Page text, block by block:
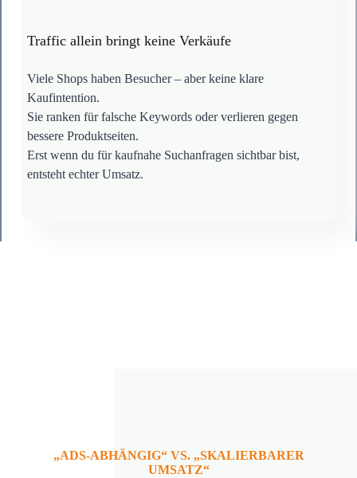
Traffic allein bringt keine Verkäufe
Viele Shops haben Besucher – aber keine klare
Kaufintention.
Sie ranken für falsche Keywords oder verlieren gegen
bessere Produktseiten.
Erst wenn du für kaufnahe Suchanfragen sichtbar bist,
entsteht echter Umsatz.
„ADS-ABHÄNGIG“ VS. „SKALIERBARER
UMSATZ“